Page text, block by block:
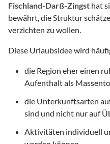
Fischland-Darß-Zingst hat
bewährt, die Struktur
verzichten zu wollen.
Diese Urlaubsidee wird
die Region eher einen
Aufenthalt als
die Unterkunftsarten
sind und nicht nur auf
Aktivitäten individuell